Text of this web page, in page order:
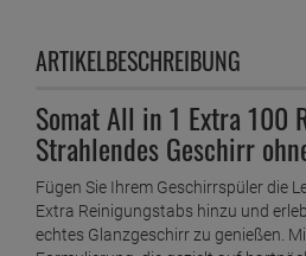
ARTIKELBESCHREIBUNG
Somat All in 1 Extra 100
Strahlendes Geschirr
Fügen Sie Ihrem Geschirrspüler die
Extra Reinigungstabs hinzu und
echtes Glanzgeschirr zu genießen.